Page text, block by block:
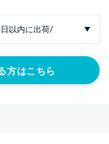
方はこちら